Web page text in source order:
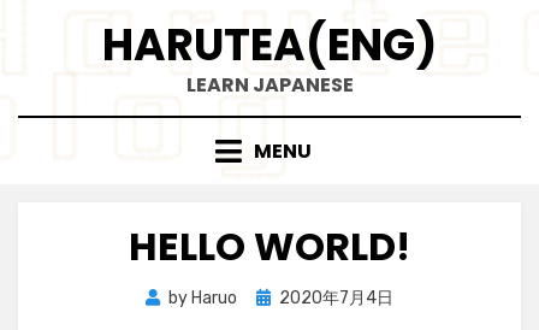
content
HARUTEA(ENG)
LEARN JAPANESE
MENU
HELLO WORLD!
by Haruo
Posted
2020年7月4日